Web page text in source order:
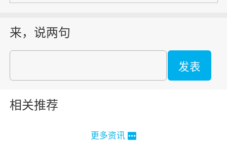
来，说两句
发表
相关推荐
更多资讯